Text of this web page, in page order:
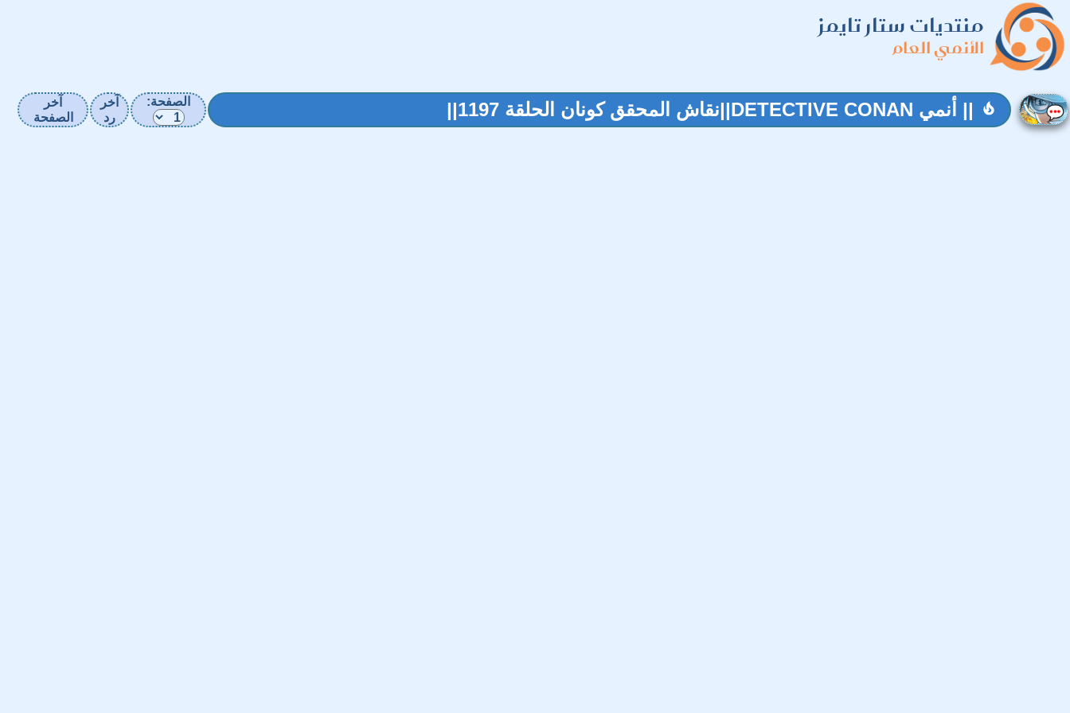
منتديات ستار تايمز
الأنمي العام
 || أنمي DETECTIVE CONAN||نقاش المحقق كونان الحلقة 1197|| الصفحة:
آخر
رد
آخر
الصفحة